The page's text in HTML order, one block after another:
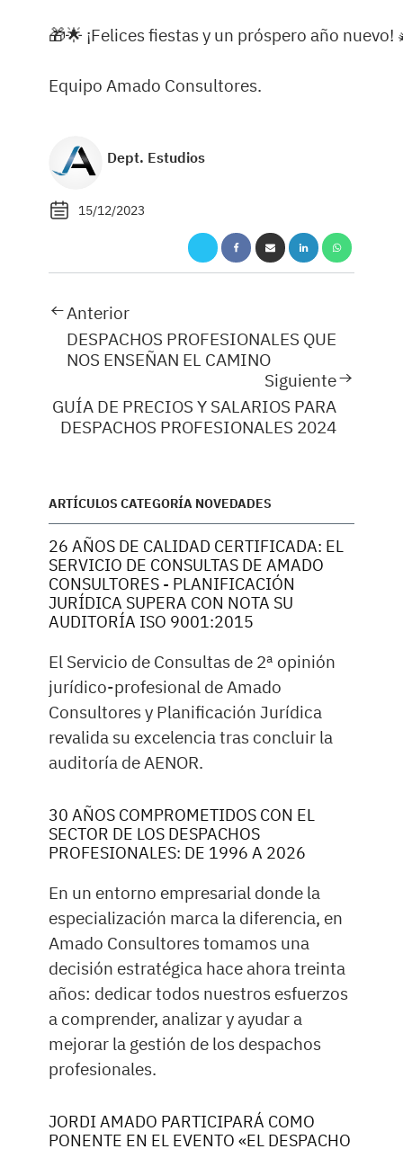
🎁🌟 ¡Felices fiestas y un próspero año nuevo!
Equipo Amado Consultores.
Dept. Estudios
15/12/2023
Anterior
DESPACHOS PROFESIONALES QUE
NOS ENSEÑAN EL CAMINO
Siguiente
GUÍA DE PRECIOS Y SALARIOS PARA
DESPACHOS PROFESIONALES 2024
ARTÍCULOS CATEGORÍA NOVEDADES
26 AÑOS DE CALIDAD CERTIFICADA: EL
SERVICIO DE CONSULTAS DE AMADO
CONSULTORES - PLANIFICACIÓN
JURÍDICA SUPERA CON NOTA SU
AUDITORÍA ISO 9001:2015
El Servicio de Consultas de 2ª opinión
jurídico-profesional de Amado
Consultores y Planificación Jurídica
revalida su excelencia tras concluir la
auditoría de AENOR.
30 AÑOS COMPROMETIDOS CON EL
SECTOR DE LOS DESPACHOS
PROFESIONALES: DE 1996 A 2026
En un entorno empresarial donde la
especialización marca la diferencia, en
Amado Consultores tomamos una
decisión estratégica hace ahora treinta
años: dedicar todos nuestros esfuerzos
a comprender, analizar y ayudar a
mejorar la gestión de los despachos
profesionales.
JORDI AMADO PARTICIPARÁ COMO
PONENTE EN EL EVENTO «EL DESPACHO